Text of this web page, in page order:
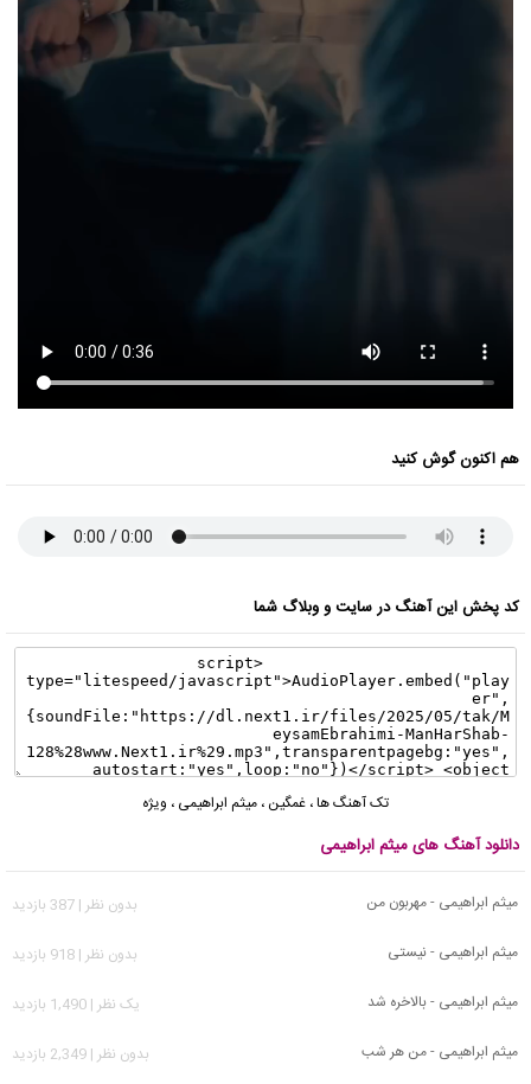
هم اکنون گوش کنید
کد پخش این آهنگ در سایت و وبلاگ شما
تک آهنگ ها، غمگین ، میثم ابراهیمی ، ویژه
دانلود آهنگ های میثم ابراهیمی
میثم ابراهیمی - مهربون من
بدون نظر | 387 بازدید
میثم ابراهیمی - نیستی
بدون نظر | 918 بازدید
میثم ابراهیمی - بالاخره شد
يک نظر | 1,490 بازدید
میثم ابراهیمی - من هر شب
بدون نظر | 2,349 بازدید